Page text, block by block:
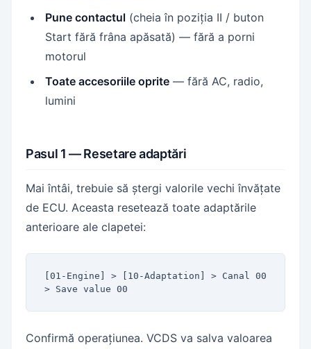
Pune contactul (cheia în poziția II / buton
Start fără frâna apăsată) — fără a porni
motorul
Toate accesoriile oprite — fără AC, radio,
lumini
Pasul 1 — Resetare adaptări
Mai întâi, trebuie să ștergi valorile vechi învățate
de ECU. Aceasta resetează toate adaptările
anterioare ale clapetei:
[01-Engine] > [10-Adaptation] > Canal 00
> Save value 00
Confirmă operațiunea. VCDS va salva valoarea